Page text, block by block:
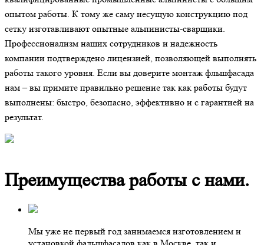
опытом работы. К тому же саму несущую конструкцию под
сетку изготавливают опытные альпинисты-сварщики.
Профессионализм наших сотрудников и надежность
компании подтверждено лицензией, позволяющей выполнять
работы такого уровня. Если вы доверите монтаж фльшфасада
нам – вы примите правильно решение так как работы будут
выполнены: быстро, безопасно, эффективно и с гарантией на
результат.
Преимущества работы с нами.
Мы уже не первый год занимаемся изготовлением и